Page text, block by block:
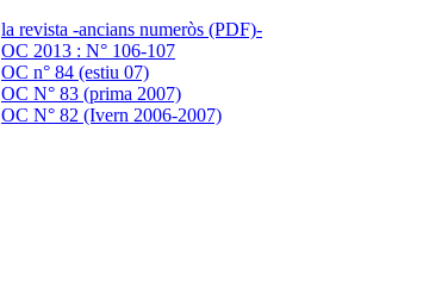
la revista -ancians numeròs (PDF)-
OC 2013 : N° 106-107
OC n° 84 (estiu 07)
OC N° 83 (prima 2007)
OC N° 82 (Ivern 2006-2007)